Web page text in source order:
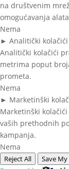
na društvenim
omogućavanja
Nema
► Analitički kolačići
Analitički kolačići
metrima poput
prometa.
Nema
► Marketinški
Marketinški
vaših prethodnih
kampanja.
Nema
Reject All Save